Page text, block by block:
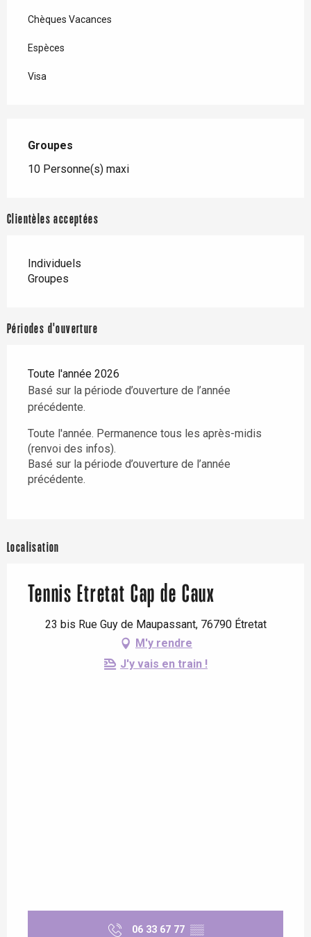
Chèques Vacances
Espèces
Visa
Groupes
Groupes
10 Personne(s) maxi
Clientèles acceptées
Individuels
Groupes
Périodes d'ouverture
Toute l'année 2026
Basé sur la période d’ouverture de l’année
précédente.
Toute l'année. Permanence tous les après-midis
(renvoi des infos).
Basé sur la période d’ouverture de l’année
précédente.
Localisation
Tennis Etretat Cap de Caux
23 bis Rue Guy de Maupassant, 76790 Étretat
M'y rendre
J'y vais en train !
06 33 67 77 ▒▒